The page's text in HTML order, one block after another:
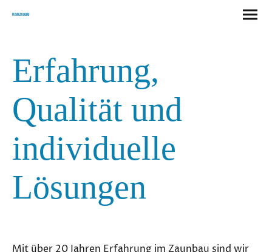
Pusan Zaunbau
Erfahrung,
Qualität und
individuelle
Lösungen
Mit über 20 Jahren Erfahrung im Zaunbau sind wir